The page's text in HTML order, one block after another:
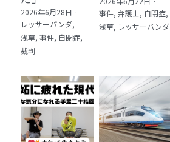
2026年6月28日 ·
レッサーパンダ,
浅草, 事件, 自閉症,
裁判
事件, 弁護士, 自閉症,
浅草, レッサーパンダ